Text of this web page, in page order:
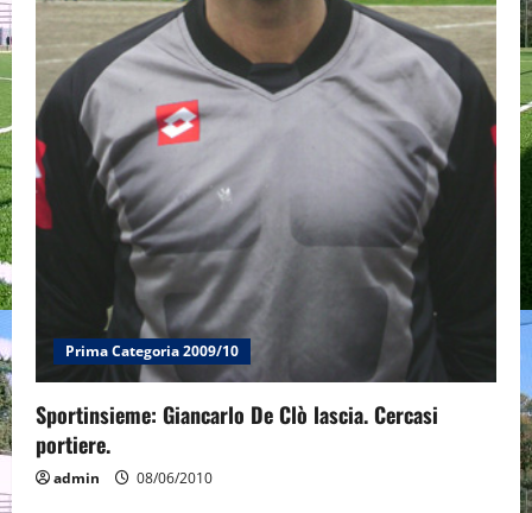
Prima Categoria 2009/10
Sportinsieme: Giancarlo De Clò lascia. Cercasi
portiere.
admin 08/06/2010